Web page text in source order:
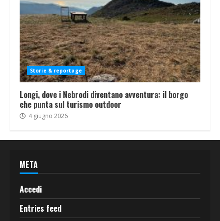
Storie & reportage
Longi, dove i Nebrodi diventano avventura: il borgo
che punta sul turismo outdoor
4 giugno 2026
META
Accedi
Entries feed